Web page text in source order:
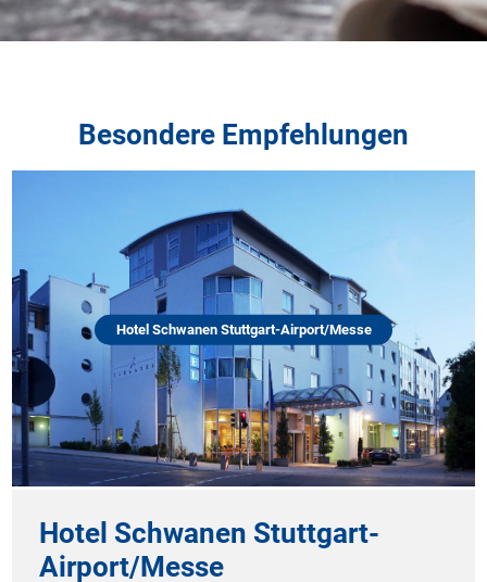
Besondere Empfehlungen
Hotel Schwanen Stuttgart-Airport/Messe
Hotel Schwanen Stuttgart-
Airport/Messe